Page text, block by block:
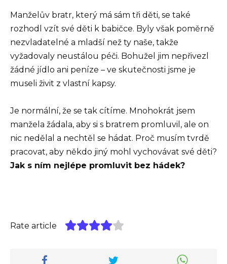
Manželův bratr, který má sám tři děti, se také
rozhodl vzít své děti k babičce. Byly však poměrně
nezvladatelné a mladší než ty naše, takže
vyžadovaly neustálou péči. Bohužel jim nepřivezl
žádné jídlo ani peníze – ve skutečnosti jsme je
museli živit z vlastní kapsy.
Je normální, že se tak cítíme. Mnohokrát jsem
manžela žádala, aby si s bratrem promluvil, ale on
nic nedělal a nechtěl se hádat. Proč musím tvrdě
pracovat, aby někdo jiný mohl vychovávat své děti?
Jak s ním nejlépe promluvit bez hádek?
Rate article